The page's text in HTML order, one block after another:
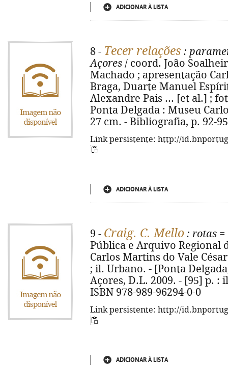
ADICIONAR À LISTA
8 - Tecer relações :
Açores / coord. João
Machado ; apresentação
Braga, Duarte Manuel
Alexandre Pais ... [et al.] ;
Ponta Delgada : Museu
27 cm. - Bibliografia, p. 92-95
Link persistente: http://
ADICIONAR À LISTA
9 - Craig. C. Mello : rotas =
Pública e Arquivo Regional
Carlos Martins do Vale
; il. Urbano. - [Ponta
Açores, D.L. 2009. - [95] p. :
ISBN 978-989-96294-0-0
Link persistente: http://
ADICIONAR À LISTA